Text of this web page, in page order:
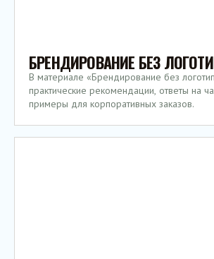
БРЕНДИРОВАНИЕ БЕЗ
В материале «Брендирование без
практические рекомендации, ответы на
примеры для корпоративных заказов.